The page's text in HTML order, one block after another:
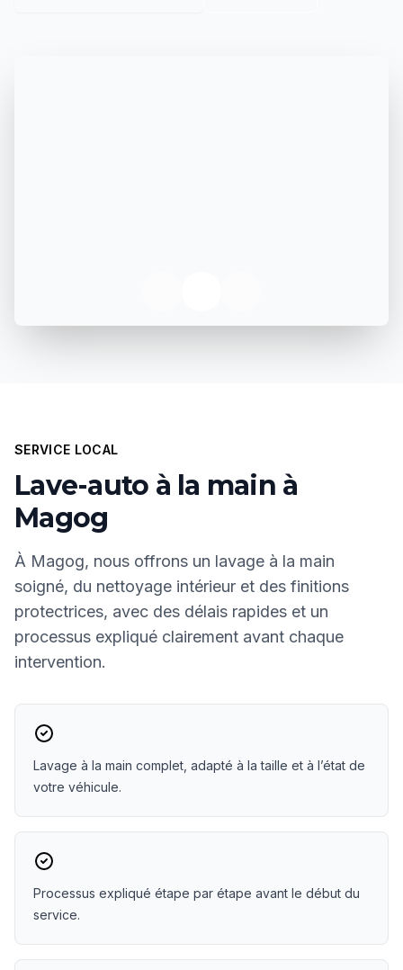
SERVICE LOCAL
Lave-auto à la main à
Magog
À Magog, nous offrons un lavage à la main
soigné, du nettoyage intérieur et des finitions
protectrices, avec des délais rapides et un
processus expliqué clairement avant chaque
intervention.
Lavage à la main complet, adapté à la taille et à l’état de
votre véhicule.
Processus expliqué étape par étape avant le début du
service.